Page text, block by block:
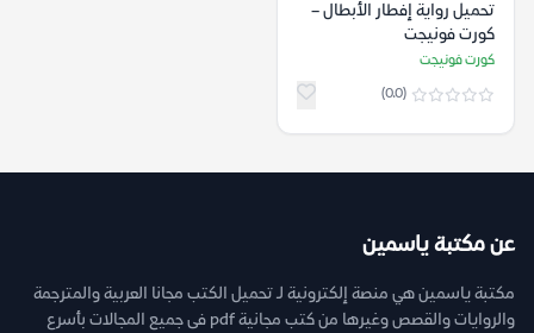
تحميل رواية إفطار الأبطال –
كورت فونيجت
كورت فونيجت
(0.0)
عن مكتبة ياسمين
مكتبة ياسمين هي منصة إلكترونية لـ تحميل الكتب مجانا العربية والمترجمة
والروايات والقصص وغيرها من كتب مجانية pdf فى جميع المجالات بأسرع